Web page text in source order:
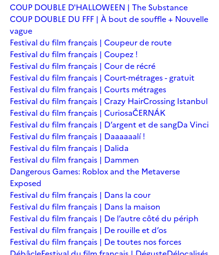
COUP DOUBLE D'HALLOWEEN | The Substance
COUP DOUBLE DU FFF | À bout de souffle + Nouvelle
vague
Festival du film français | Coupeur de route
Festival du film français | Coupez !
Festival du film français | Cour de récré
Festival du film français | Court-métrages - gratuit
Festival du film français | Courts métrages
Festival du film français | Crazy HairCrossing Istanbul
Festival du film français | CuriosaČERNÁK
Festival du film français | D’argent et de sangDa Vinci
Festival du film français | Daaaaaalí !
Festival du film français | Dalida
Festival du film français | Dammen
Dangerous Games: Roblox and the Metaverse
Exposed
Festival du film français | Dans la cour
Festival du film français | Dans la maison
Festival du film français | De l’autre côté du périph
Festival du film français | De rouille et d’os
Festival du film français | De toutes nos forces